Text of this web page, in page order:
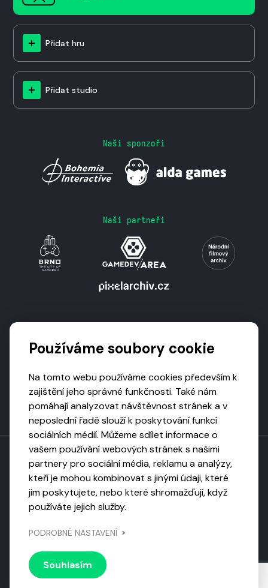
Přidat hru
Přidat studio
Naši sponzoři
Naši partneři
Toto dílo podléhá licenci CC BY-NC-ND
Uveďte původ, neužívejte komerčně, nezpracovávejte.
Národní knihovnou ČR
© 2026 Visiongame. Všechna práva vyhrazena.
Používáme soubory cookie
Na tomto webu používáme cookies především k
zajištění jeho správné funkčnosti. Také nám
pomáhají analyzovat návštěvnost stránek a v
neposlední řadě slouží k poskytování funkcí
sociálních médií. Můžeme sdílet informace o
vašem používání webových stránek s našimi
partnery pro sociální média, reklamu a analýzy,
kteří je mohou kombinovat s jinými údaji, které
jim poskytujete, nebo které shromažďují, když
používáte jejich služby.
PODROBNÉ NASTAVENÍ
Souhlasím